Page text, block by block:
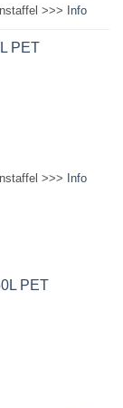
>>> Info
PET
>>> Info
PET